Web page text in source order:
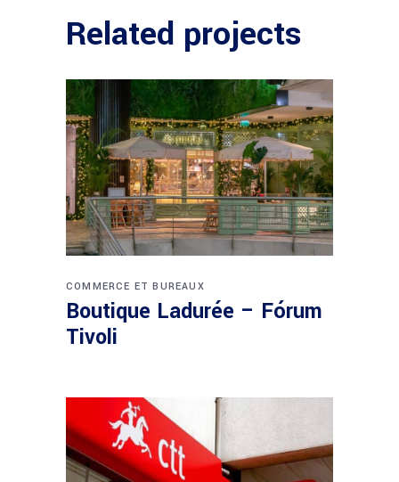
Related projects
COMMERCE ET BUREAUX
Boutique Ladurée – Fórum
Tivoli